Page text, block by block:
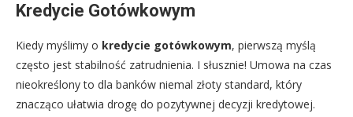
Kredycie Gotówkowym
Kiedy myślimy o kredycie gotówkowym, pierwszą myślą
często jest stabilność zatrudnienia. I słusznie! Umowa na czas
nieokreślony to dla banków niemal złoty standard, który
znacząco ułatwia drogę do pozytywnej decyzji kredytowej.